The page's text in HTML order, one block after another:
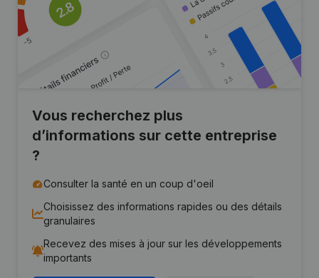
Vous recherchez plus
d’informations sur cette entreprise
?
Consulter la santé en un coup d'oeil
Choisissez des informations rapides ou des détails
granulaires
Recevez des mises à jour sur les développements
importants